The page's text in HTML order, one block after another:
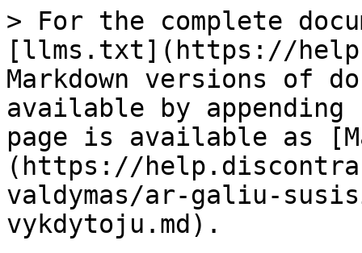
> For the complete
[llms.txt](https://
Markdown versions of
available by
page is available as
(https://
valdymas/ar-galiu-
vykdytoju.md).